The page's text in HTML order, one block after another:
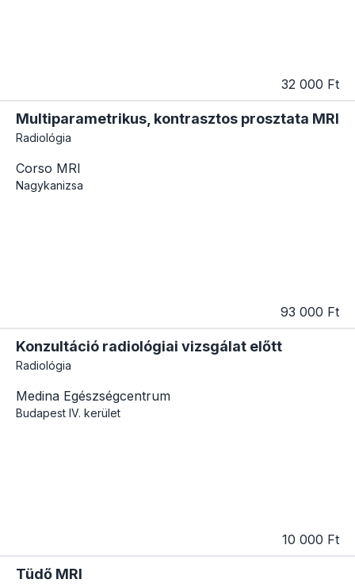
32 000 Ft
Multiparametrikus, kontrasztos prosztata MRI
Radiológia
Corso MRI
Nagykanizsa
93 000 Ft
Konzultáció radiológiai vizsgálat előtt
Radiológia
Medina Egészségcentrum
Budapest IV. kerület
10 000 Ft
Tüdő MRI